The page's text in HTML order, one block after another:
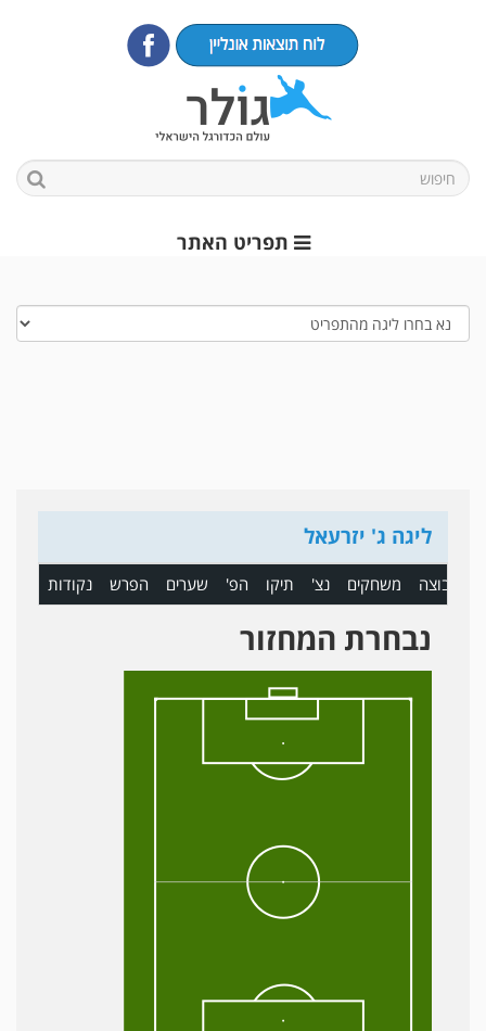
תפריט האתר
ליגה ג' יזרעאל
קבוצה משחקים נצ' תיקו הפ' שערים הפרש נקודות
נבחרת המחזור